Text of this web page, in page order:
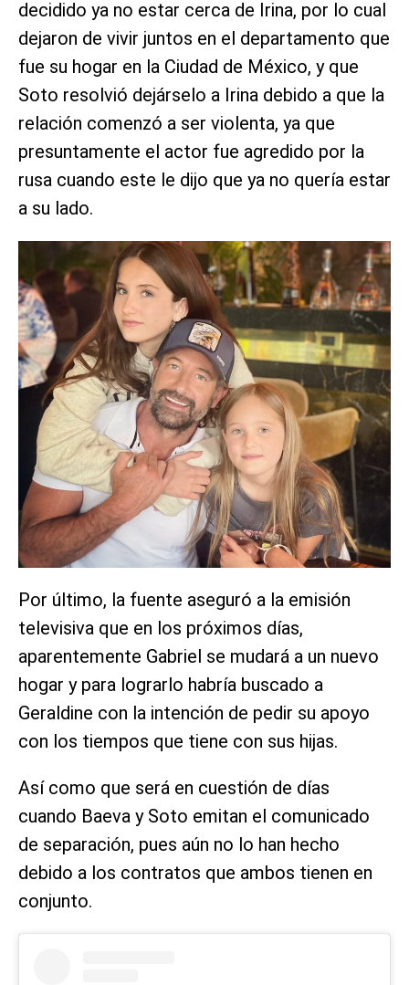
decidido ya no estar cerca de Irina, por lo cual
dejaron de vivir juntos en el departamento que
fue su hogar en la Ciudad de México, y que
Soto resolvió dejárselo a Irina debido a que la
relación comenzó a ser violenta, ya que
presuntamente el actor fue agredido por la
rusa cuando este le dijo que ya no quería estar
a su lado.
Por último, la fuente aseguró a la emisión
televisiva que en los próximos días,
aparentemente Gabriel se mudará a un nuevo
hogar y para lograrlo habría buscado a
Geraldine con la intención de pedir su apoyo
con los tiempos que tiene con sus hijas.
Así como que será en cuestión de días
cuando Baeva y Soto emitan el comunicado
de separación, pues aún no lo han hecho
debido a los contratos que ambos tienen en
conjunto.